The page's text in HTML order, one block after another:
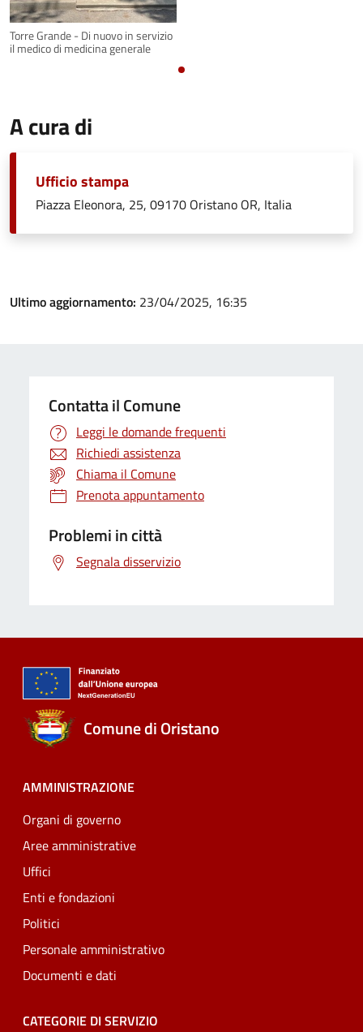
Torre Grande - Di nuovo in servizio
il medico di medicina generale
A cura di
Ufficio stampa
Piazza Eleonora, 25, 09170 Oristano OR, Italia
Ultimo aggiornamento: 23/04/2025, 16:35
Contatta il Comune
Leggi le domande frequenti
Richiedi assistenza
Chiama il Comune
Prenota appuntamento
Problemi in città
Segnala disservizio
Comune di Oristano
AMMINISTRAZIONE
Organi di governo
Aree amministrative
Uffici
Enti e fondazioni
Politici
Personale amministrativo
Documenti e dati
CATEGORIE DI SERVIZIO